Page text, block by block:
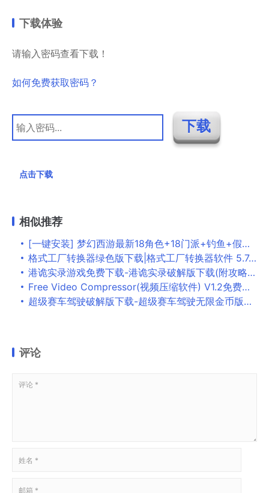
下载体验
请输入密码查看下载！
如何免费获取密码？
点击下载
相似推荐
[一键安装] 梦幻西游最新18角色+18门派+钓鱼+假人摆摊+无限转生免虚一键端
格式工厂转换器绿色版下载|格式工厂转换器软件 5.7.5去广告版下载
港诡实录游戏免费下载-港诡实录破解版下载(附攻略+剧情) v1.0
Free Video Compressor(视频压缩软件) V1.2免费绿色版下载
超级赛车驾驶破解版下载-超级赛车驾驶无限金币版下载
评论